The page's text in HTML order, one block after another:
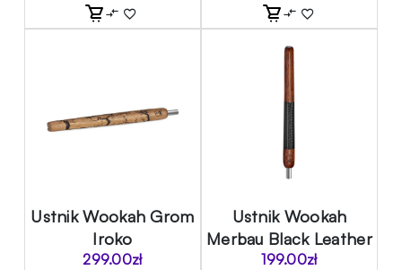
Ustnik Wookah Grom
Iroko
299.00zł
Ustnik Wookah
Merbau Black Leather
199.00zł